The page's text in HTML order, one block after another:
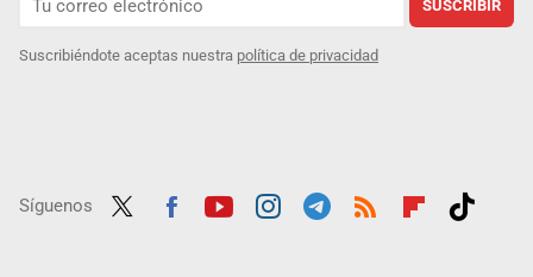
SUSCRIBIR
Suscribiéndote aceptas nuestra política de privacidad
Síguenos